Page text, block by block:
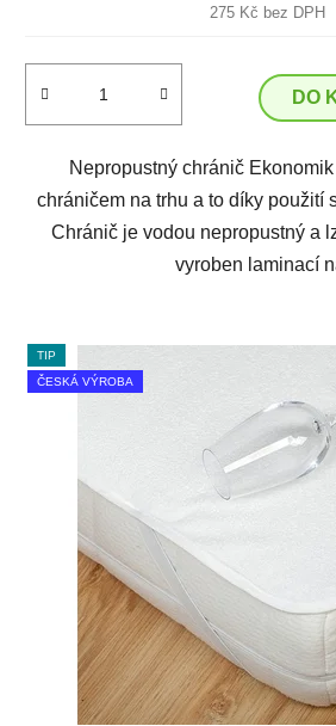
275 Kč bez DPH
DO
Nepropustný chránič
chráničem na trhu a to díky použití
Chránič je vodou nepropustný a
vyroben laminací
TIP
ČESKÁ VÝROBA